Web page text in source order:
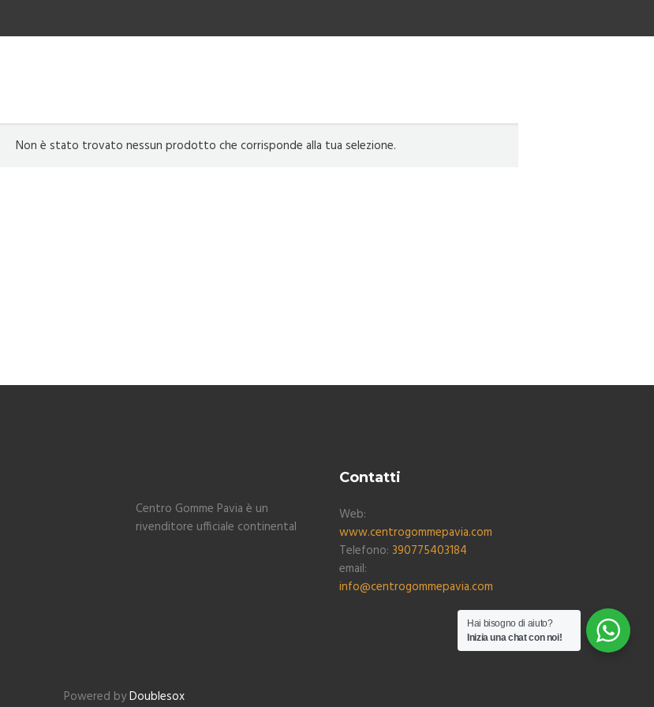
Non è stato trovato nessun prodotto che corrisponde alla tua selezione.
Centro Gomme Pavia è un
rivenditore ufficiale continental
Contatti
Web:
www.centrogommepavia.com
Telefono: 390775403184
email:
info@centrogommepavia.com
Powered byDoublesox
Hai bisogno di aiuto?
Inizia una chat con noi!